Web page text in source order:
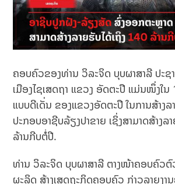
ຄອບຄົວຂອງທ່ານ ວິລະຈິດ ບຸບຜາສາລີ ປະຊ
ເມືອງໄຊເສດຖາ ແຂວງ ອັດຕະປື ແມ່ນໜຶ່ງໃ
ແບບດີເດັ່ນ ຂອງແຂວງອັດຕະປື ໃນການສ້າງ
ປະກອບອາຊີບລ້ຽງປາຂາຍ ເຊິ່ງສາມາດສ້າງລ
ລ້ານກີບຕໍ່ປີ.
ທ່ານ ວິລະຈິດ ບຸບຜາສາລີ ຕາງໜ້າຄອບຄົວຕົ
ຜະລິດ ສ້າງເສດຖະກິດຄອບຄົວ ກ່າວລາຍງາ